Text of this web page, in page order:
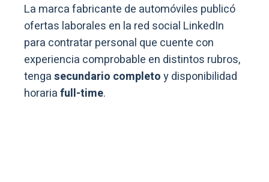
La marca fabricante de automóviles publicó
ofertas laborales en la red social LinkedIn
para contratar personal que cuente con
experiencia comprobable en distintos rubros,
tengasecundario completoy disponibilidad
horariafull-time.